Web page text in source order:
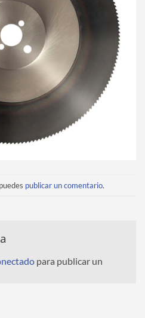
publicar un comentario.
para publicar un